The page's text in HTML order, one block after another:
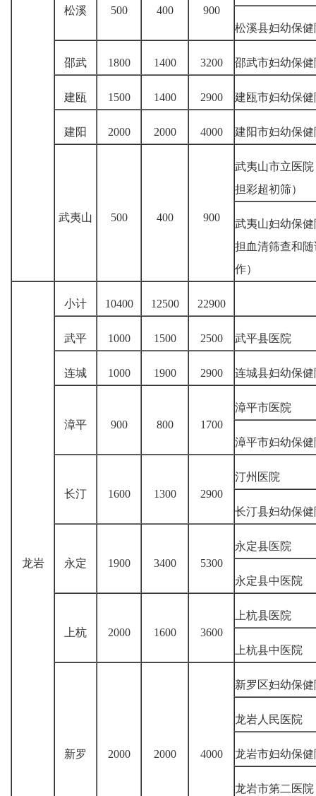
松溪 500 400 900
松溪县妇幼保健
邵武 1800 1400 3200 邵武市妇幼保健
建瓯 1500 1400 2900 建瓯市妇幼保健
建阳 2000 2000 4000 建阳市妇幼保健
武夷山 500 400 900
武夷山市立医
担彩超初筛）
武夷山妇幼保
担血清筛查和
作）
龙岩
小计 10400 12500 22900
武平 1000 1500 2500 武平县医院
连城 1000 1900 2900 连城县妇幼保健
漳平 900 800 1700
漳平市医院
漳平市妇幼保健
长汀 1600 1300 2900
汀州医院
长汀县妇幼保健
永定 1900 3400 5300
永定县医院
永定县中医院
上杭 2000 1600 3600
上杭县医院
上杭县中医院
新罗 2000 2000 4000
新罗区妇幼保健
龙岩人民医院
龙岩市妇幼保健
龙岩市第二医院